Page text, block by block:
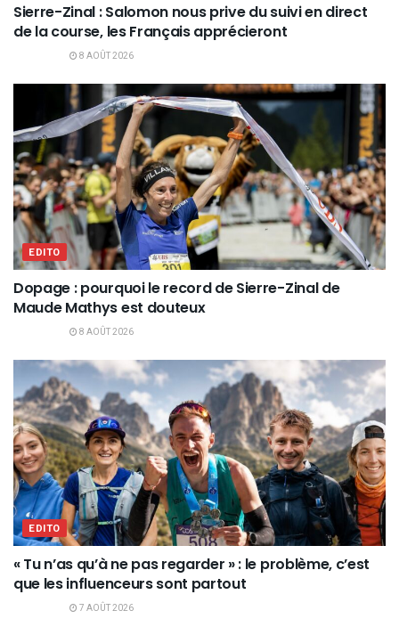
Sierre-Zinal : Salomon nous prive du suivi en direct
de la course, les Français apprécieront
8 AOÛT 2026
EDITO
Dopage : pourquoi le record de Sierre-Zinal de
Maude Mathys est douteux
8 AOÛT 2026
EDITO
« Tu n’as qu’à ne pas regarder » : le problème, c’est
que les influenceurs sont partout
7 AOÛT 2026